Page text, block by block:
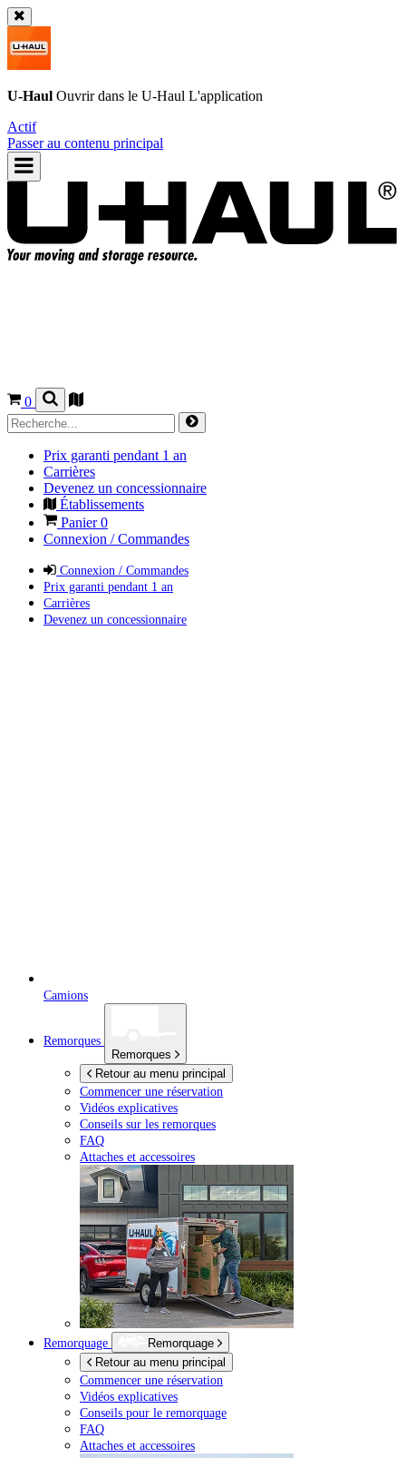
U-Haul Ouvrir dans le U-Haul L'application
Actif
Passer au contenu principal
0
Prix garanti pendant 1 an
Carrières
Devenez un concessionnaire
Établissements
Panier0
Connexion / Commandes
Connexion / Commandes
Prix garanti pendant 1 an
Carrières
Devenez un concessionnaire
Camions
Remorques
Remorques
Retour au menu principal
Commencer une réservation
Vidéos explicatives
Conseils sur les remorques
FAQ
Attaches et accessoires
Remorquage
Remorquage
Retour au menu principal
Commencer une réservation
Vidéos explicatives
Conseils pour le remorquage
FAQ
Attaches et accessoires